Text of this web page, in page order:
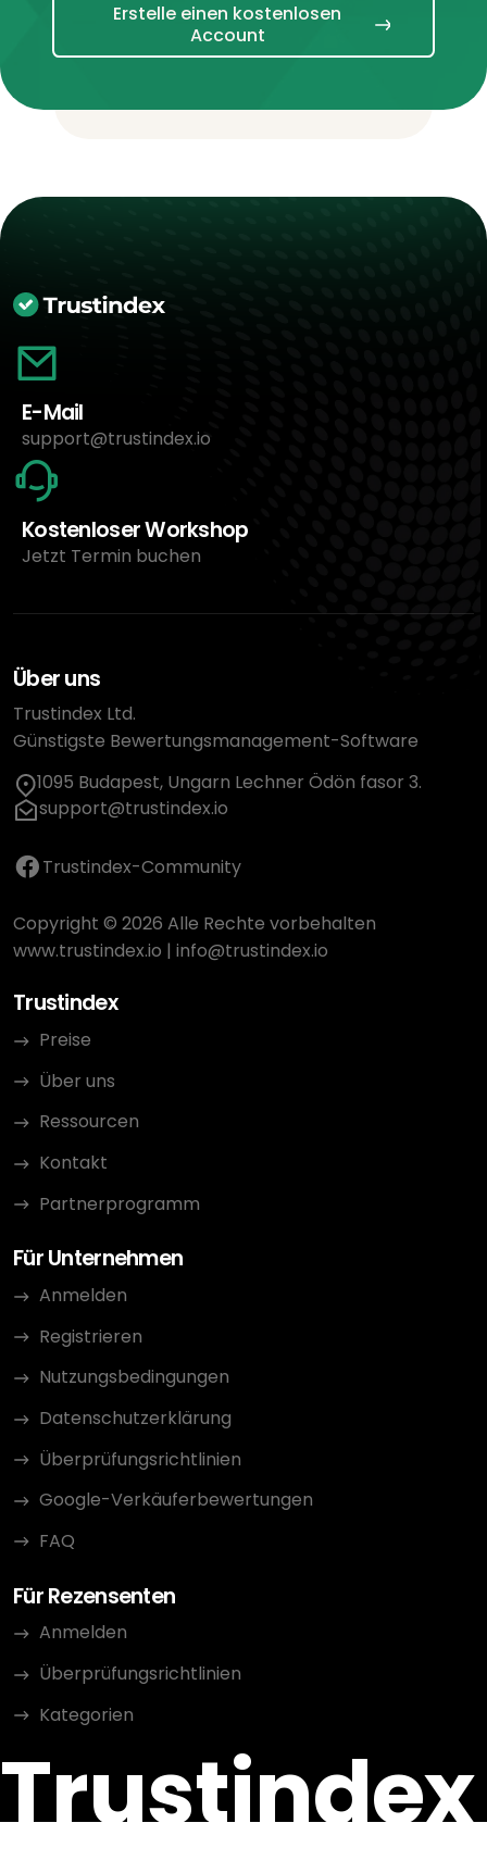
Erstelle einen kostenlosen
Account
E-Mail
support@trustindex.io
Kostenloser Workshop
Jetzt Termin buchen
Über uns
Trustindex Ltd.
Günstigste Bewertungsmanagement-Software
1095 Budapest, Ungarn Lechner Ödön fasor 3.
support@trustindex.io
Trustindex-Community
Copyright © 2026 Alle Rechte vorbehalten
www.trustindex.io | info@trustindex.io
Trustindex
Preise
Über uns
Ressourcen
Kontakt
Partnerprogramm
Für Unternehmen
Anmelden
Registrieren
Nutzungsbedingungen
Datenschutzerklärung
Überprüfungsrichtlinien
Google-Verkäuferbewertungen
FAQ
Für Rezensenten
Anmelden
Überprüfungsrichtlinien
Kategorien
Trustindex